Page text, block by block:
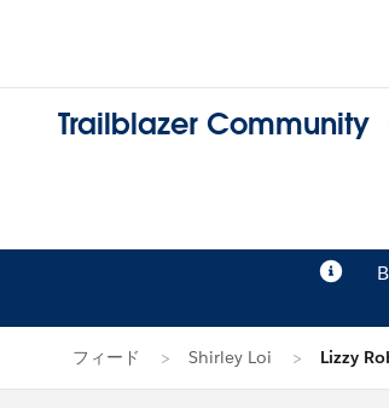
Trailblazer Community
フィード Shirley Loi Lizzy